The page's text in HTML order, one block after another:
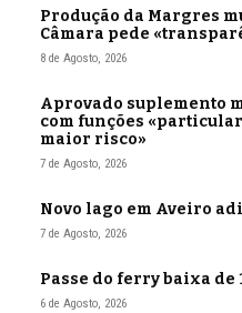
Produção da Margres
Câmara pede
8 de Agosto, 2026
Aprovado suplemento
com funções
maior risco»
7 de Agosto, 2026
Novo lago em Aveiro
7 de Agosto, 2026
Passe do ferry baixa de
6 de Agosto, 2026